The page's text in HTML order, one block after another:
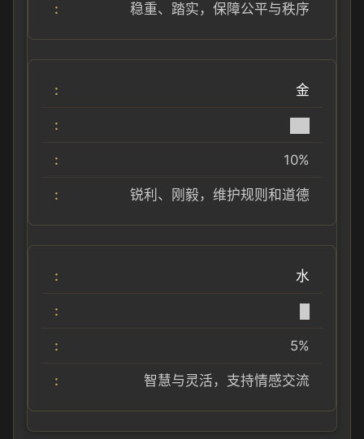
稳重、踏实，保障公平与秩序
金
10%
锐利、刚毅，维护规则和道德
水
5%
智慧与灵活，支持情感交流